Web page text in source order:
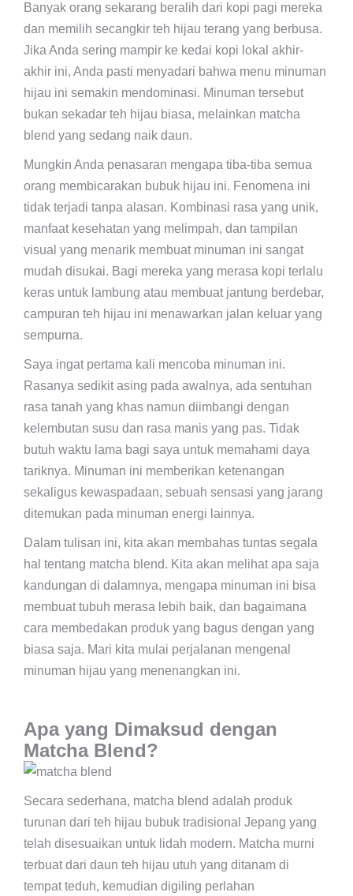
Banyak orang sekarang beralih dari kopi pagi mereka
dan memilih secangkir teh hijau terang yang berbusa.
Jika Anda sering mampir ke kedai kopi lokal akhir-
akhir ini, Anda pasti menyadari bahwa menu minuman
hijau ini semakin mendominasi. Minuman tersebut
bukan sekadar teh hijau biasa, melainkan matcha
blend yang sedang naik daun.
Mungkin Anda penasaran mengapa tiba-tiba semua
orang membicarakan bubuk hijau ini. Fenomena ini
tidak terjadi tanpa alasan. Kombinasi rasa yang unik,
manfaat kesehatan yang melimpah, dan tampilan
visual yang menarik membuat minuman ini sangat
mudah disukai. Bagi mereka yang merasa kopi terlalu
keras untuk lambung atau membuat jantung berdebar,
campuran teh hijau ini menawarkan jalan keluar yang
sempurna.
Saya ingat pertama kali mencoba minuman ini.
Rasanya sedikit asing pada awalnya, ada sentuhan
rasa tanah yang khas namun diimbangi dengan
kelembutan susu dan rasa manis yang pas. Tidak
butuh waktu lama bagi saya untuk memahami daya
tariknya. Minuman ini memberikan ketenangan
sekaligus kewaspadaan, sebuah sensasi yang jarang
ditemukan pada minuman energi lainnya.
Dalam tulisan ini, kita akan membahas tuntas segala
hal tentang matcha blend. Kita akan melihat apa saja
kandungan di dalamnya, mengapa minuman ini bisa
membuat tubuh merasa lebih baik, dan bagaimana
cara membedakan produk yang bagus dengan yang
biasa saja. Mari kita mulai perjalanan mengenal
minuman hijau yang menenangkan ini.
Apa yang Dimaksud dengan
Matcha Blend?
Secara sederhana, matcha blend adalah produk
turunan dari teh hijau bubuk tradisional Jepang yang
telah disesuaikan untuk lidah modern. Matcha murni
terbuat dari daun teh hijau utuh yang ditanam di
tempat teduh, kemudian digiling perlahan